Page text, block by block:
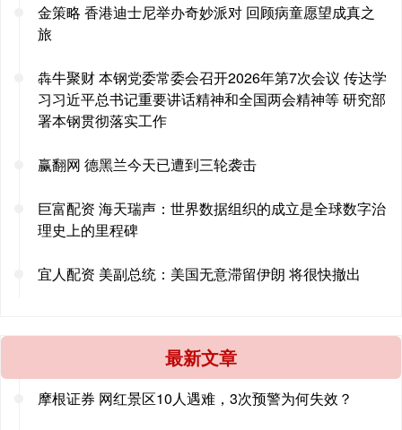
金策略 香港迪士尼举办奇妙派对 回顾病童愿望成真之
旅
犇牛聚财 本钢党委常委会召开2026年第7次会议 传达学
习习近平总书记重要讲话精神和全国两会精神等 研究部
署本钢贯彻落实工作
赢翻网 德黑兰今天已遭到三轮袭击
巨富配资 海天瑞声：世界数据组织的成立是全球数字治
理史上的里程碑
宜人配资 美副总统：美国无意滞留伊朗 将很快撤出
最新文章
摩根证券 网红景区10人遇难，3次预警为何失效？